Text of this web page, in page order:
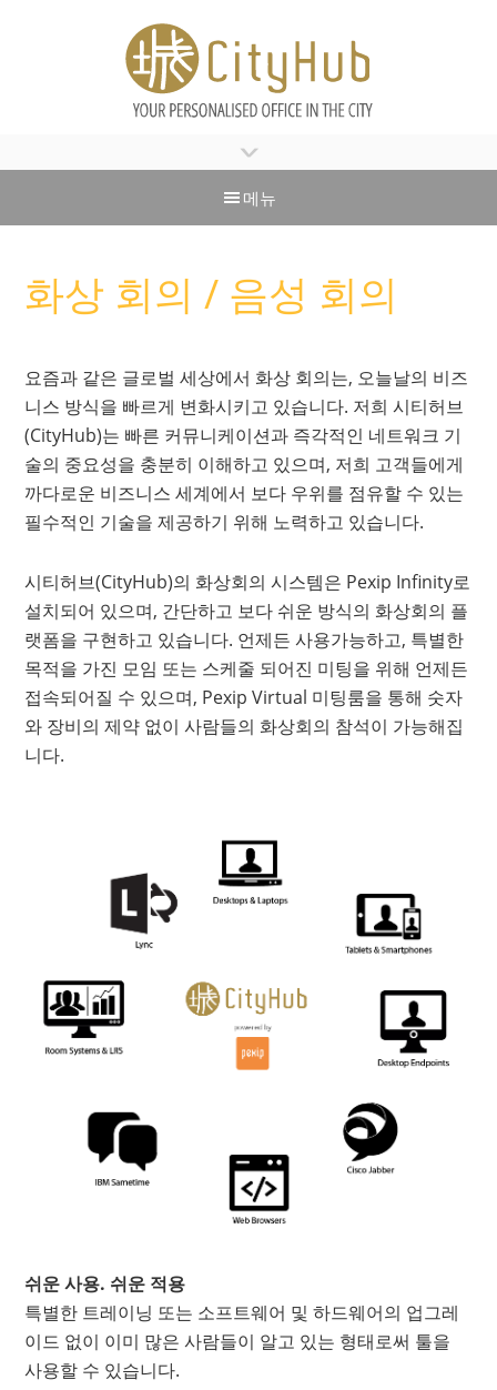
>
메뉴
화상 회의 / 음성 회의
요즘과 같은 글로벌 세상에서 화상 회의는, 오늘날의 비즈
니스 방식을 빠르게 변화시키고 있습니다. 저희 시티허브
(CityHub)는 빠른 커뮤니케이션과 즉각적인 네트워크 기
술의 중요성을 충분히 이해하고 있으며, 저희 고객들에게
까다로운 비즈니스 세계에서 보다 우위를 점유할 수 있는
필수적인 기술을 제공하기 위해 노력하고 있습니다.
시티허브(CityHub)의 화상회의 시스템은 Pexip Infinity로
설치되어 있으며, 간단하고 보다 쉬운 방식의 화상회의 플
랫폼을 구현하고 있습니다. 언제든 사용가능하고, 특별한
목적을 가진 모임 또는 스케줄 되어진 미팅을 위해 언제든
접속되어질 수 있으며, Pexip Virtual 미팅룸을 통해 숫자
와 장비의 제약 없이 사람들의 화상회의 참석이 가능해집
니다.
쉬운 사용. 쉬운 적용
특별한 트레이닝 또는 소프트웨어 및 하드웨어의 업그레
이드 없이 이미 많은 사람들이 알고 있는 형태로써 툴을
사용할 수 있습니다.